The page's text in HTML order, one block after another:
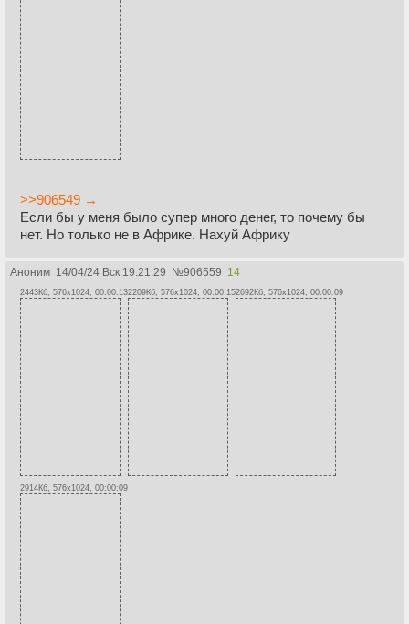
>>906549 →
Если бы у меня было супер много денег, то почему бы
нет. Но только не в Африке. Нахуй Африку
Аноним 14/04/24 Вск 19:21:29 №906559 14
2443Кб, 576x1024, 00:00:132209Кб, 576x1024, 00:00:152692Кб, 576x1024, 00:00:09
2914Кб, 576x1024, 00:00:09